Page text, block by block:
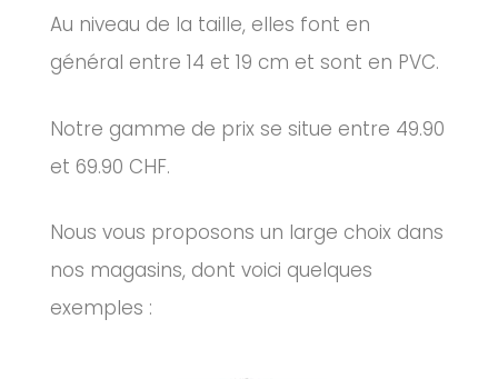
Au niveau de la taille, elles font en
général entre 14 et 19 cm et sont en PVC.
Notre gamme de prix se situe entre 49.90
et 69.90 CHF.
Nous vous proposons un large choix dans
nos magasins, dont voici quelques
exemples :